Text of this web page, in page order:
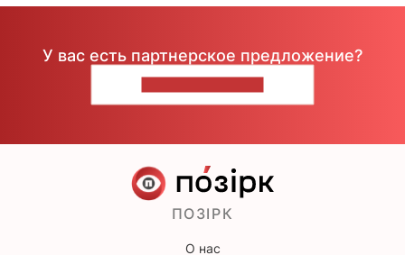
У вас есть партнерское предложение?
ПОЗІРК
О нас